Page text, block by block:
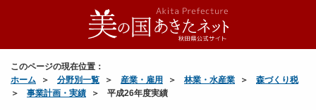
このページの現在位置：
ホーム
分野別一覧 産業・雇用 林業・水産業
森づくり税
事業計画・実績
平成26年度実績